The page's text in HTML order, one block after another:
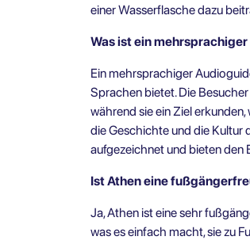
einer Wasserflasche dazu
Was ist ein
Ein mehrsprachiger
Sprachen bietet. Die
während sie ein Ziel
die Geschichte und die Kultur
aufgezeichnet und bieten den
Ist Athen eine
Ja, Athen ist eine sehr
was es einfach macht, sie zu